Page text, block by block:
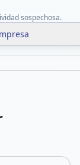
sospechosa.